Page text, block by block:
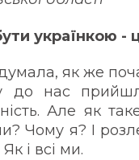
українкою -
як же
до нас
Але як
Чому я? І
і всі ми.